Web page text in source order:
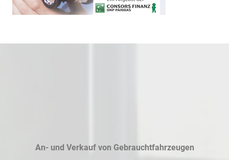
An- und Verkauf von Gebrauchtfahrzeugen